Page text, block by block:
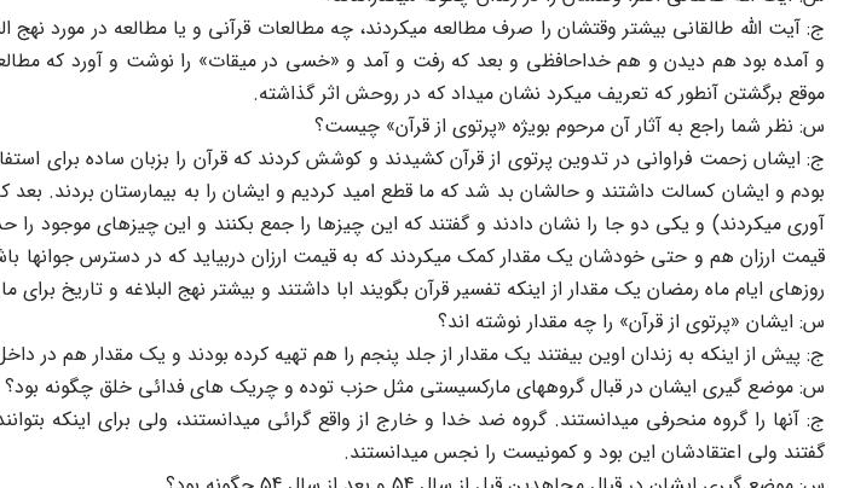
ج: آیت الله طالقانی بیشتر وقتشان را صرف مطالعه میکردند، چه مطالعات قرآنی و یا مطالعه در مورد
و آمده بود هم دیدن و هم خداحافظی و بعد که رفت و آمد و «خسی در میقات» را نوشت و آورد که
موقع برگشتن آنطور که تعریف میکرد نشان میداد که در روحش اثر گذاشته.
س: نظر شما راجع به آثار آن مرحوم بویژه «پرتوی از قرآن» چیست؟
ج: ایشاں زحمت فراوانی در تدوین پرتوی از قرآن کشیدند و کوشش کردند که قرآن را بزبان ساده برای
بودم و ایشان کسالت داشتند و حالشان بد شد که ما قطع امید کردیم و ایشان را به بیمارستان بردند.
آوری میکردند) و یکی دو جا را نشان دادند و گفتند که این چیزها را جمع بکنند و این چیزهای موجود
قیمت ارزان هم و حتی خودشان یک مقدار کمک میکردند که به قیمت ارزان دربیاید که در دسترس جوانها
روزهای ایام ماه رمضان یک مقدار از اینکه تفسیر قرآن بگویند ابا داشتند و بیشتر نهج البلاغه و تاریخ برای
س: ایشان «پرتوی از قرآن» را چه مقدار نوشته اند؟
ج: پیش از اینکه به زندان اوین بیفتند یک مقدار از جلد پنجم را هم تهیه کرده بودند و یک مقدار هم در
س: موضع گیری ایشان در قبال گروههای مارکسیستی مثل حزب توده و چریک های فدائی خلق چگونه بود؟
ج: آنها را گروه منحرفی میدانستند. گروه ضد خدا و خارج از واقع گرائی میدانستند، ولی برای اینکه
گفتند ولی اعتقادشان این بود و کمونیست را نجس میدانستند.